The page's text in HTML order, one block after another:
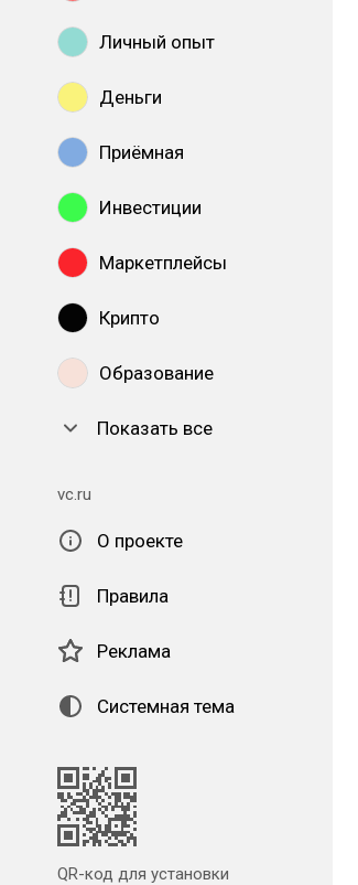
Личный опыт
Деньги
Приёмная
Инвестиции
Маркетплейсы
Крипто
Образование
Показать все
vc.ru
О проекте
Правила
Реклама
Системная тема
QR-код для установки